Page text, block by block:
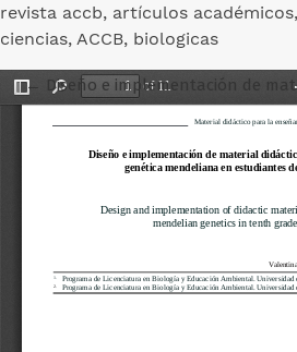
revista accb, artículos
ciencias, ACCB, biologicas
← Volver a los detalles del artículo
Diseño e implementación de